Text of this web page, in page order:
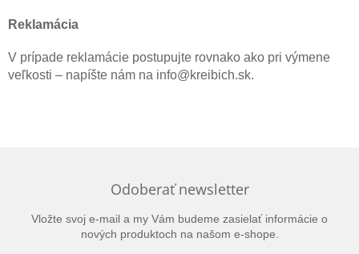
Reklamácia
V prípade reklamácie postupujte rovnako ako pri výmene
veľkosti – napíšte nám na info@kreibich.sk.
Odoberať newsletter
Vložte svoj e-mail a my Vám budeme zasielať informácie o
nových produktoch na našom e-shope.